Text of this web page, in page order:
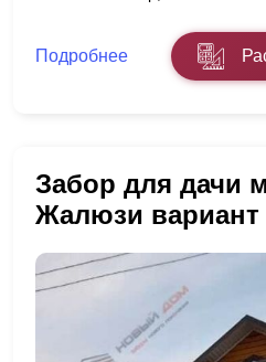
Подробнее
Забор для дачи
Жалюзи